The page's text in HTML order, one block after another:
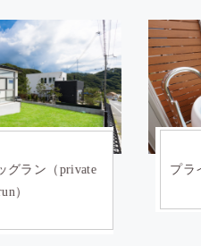
グラン（private
）
プラ